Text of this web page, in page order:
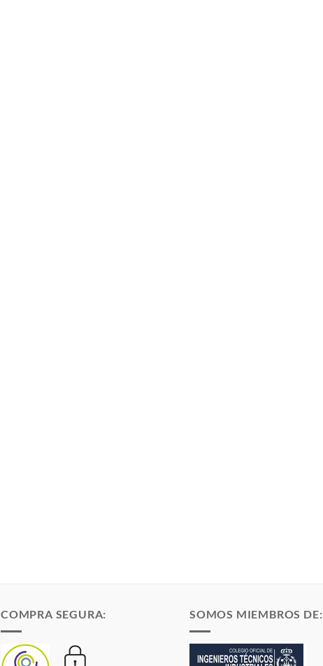
COMPRA SEGURA: SOMOS MIEMBROS DE: